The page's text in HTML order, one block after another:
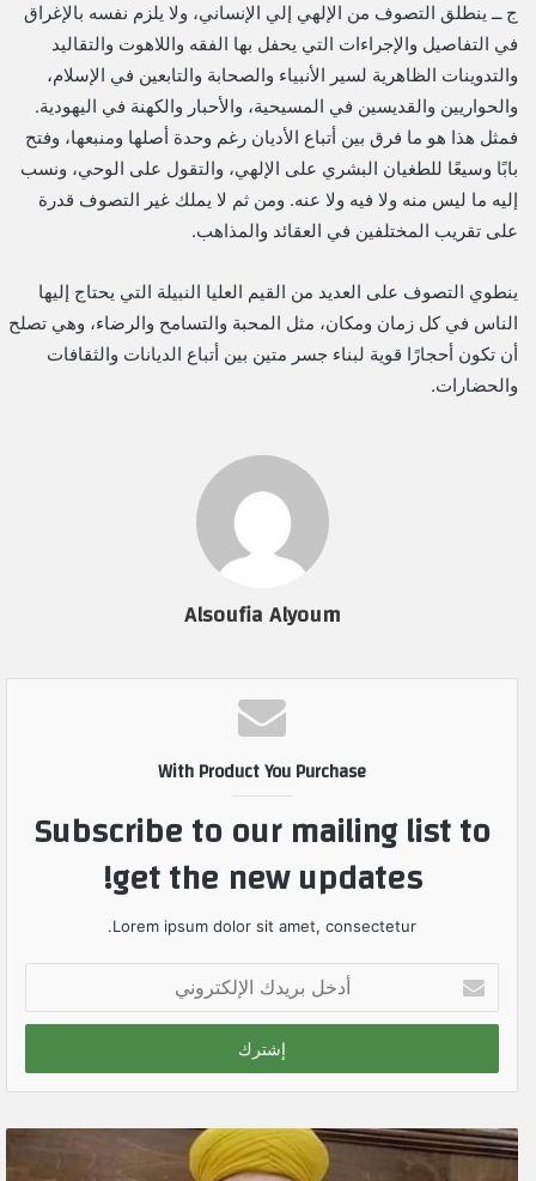
ج ــ ينطلق التصوف من الإلهي إلي الإنساني، ولا يلزم نفسه بالإغراق
في التفاصيل والإجراءات التي يحفل بها الفقه واللاهوت والتقاليد
والتدوينات الظاهرية لسير الأنبياء والصحابة والتابعين في الإسلام،
والحواريين والقديسين في المسيحية، والأحبار والكهنة في اليهودية.
فمثل هذا هو ما فرق بين أتباع الأديان رغم وحدة أصلها ومنبعها، وفتح
بابًا وسيعًا للطغيان البشري على الإلهي، والتقول على الوحي، ونسب
إليه ما ليس منه ولا فيه ولا عنه. ومن ثم لا يملك غير التصوف قدرة
على تقريب المختلفين في العقائد والمذاهب.
ينطوي التصوف على العديد من القيم العليا النبيلة التي يحتاج إليها
الناس في كل زمان ومكان، مثل المحبة والتسامح والرضاء، وهي تصلح
أن تكون أحجارًا قوية لبناء جسر متين بين أتباع الديانات والثقافات
والحضارات.
Alsoufia Alyoum
With Product You Purchase
Subscribe to our mailing list to
get the new updates!
Lorem ipsum dolor sit amet, consectetur.
خ
ب
ي
د